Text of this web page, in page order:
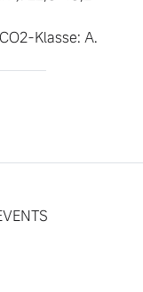
Klasse: A.